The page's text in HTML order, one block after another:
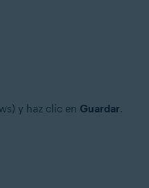
y haz clic en Guardar.